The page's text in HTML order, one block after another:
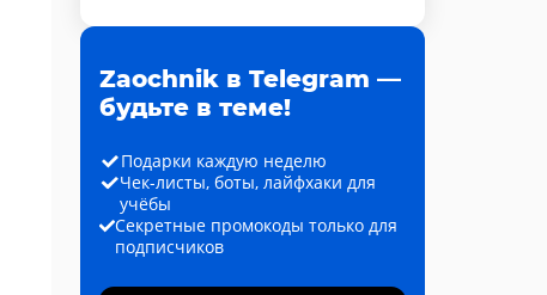
Zaochnik в Telegram —
будьте в теме!
Подарки каждую неделю
Чек-листы, боты, лайфхаки для
учёбы
Секретные промокоды только для
подписчиков